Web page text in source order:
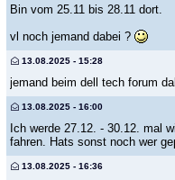
Bin vom 25.11 bis 28.11 dort.
vl noch jemand dabei ?
13.08.2025 - 15:28
jemand beim dell tech forum
13.08.2025 - 16:00
Ich werde 27.12. - 30.12. mal
fahren. Hats sonst noch wer
13.08.2025 - 16:36